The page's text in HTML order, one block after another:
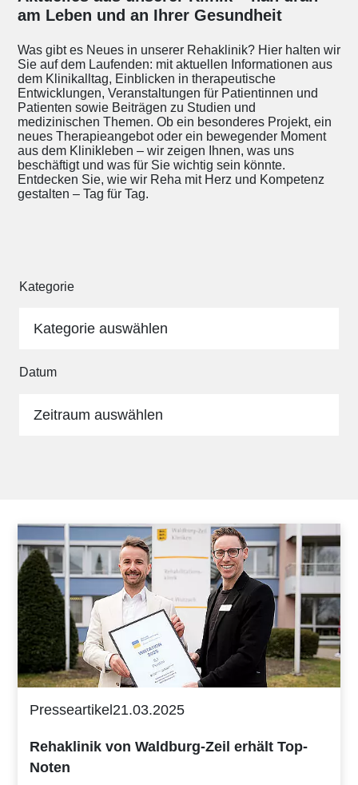
am Leben und an Ihrer Gesundheit
Was gibt es Neues in unserer Rehaklinik? Hier halten wir
Sie auf dem Laufenden: mit aktuellen Informationen aus
dem Klinikalltag, Einblicken in therapeutische
Entwicklungen, Veranstaltungen für Patientinnen und
Patienten sowie Beiträgen zu Studien und
medizinischen Themen. Ob ein besonderes Projekt, ein
neues Therapieangebot oder ein bewegender Moment
aus dem Klinikleben – wir zeigen Ihnen, was uns
beschäftigt und was für Sie wichtig sein könnte.
Entdecken Sie, wie wir Reha mit Herz und Kompetenz
gestalten – Tag für Tag.
Kategorie
Kategorie auswählen
Datum
Zeitraum auswählen
Presseartikel21.03.2025
Rehaklinik von Waldburg-Zeil erhält Top-
Noten